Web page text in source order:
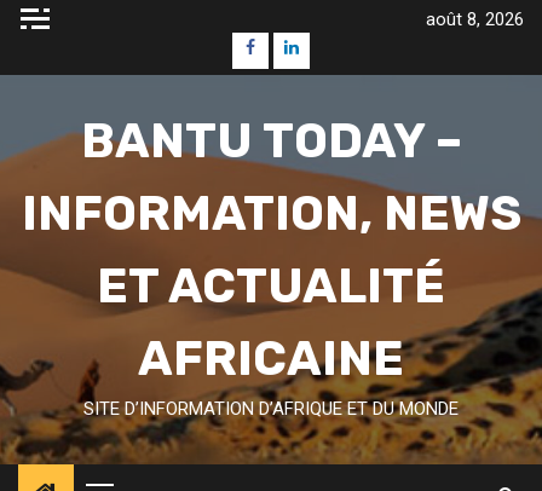
Skip
août 8, 2026
FacebookLinkedin
BANTU TODAY –
INFORMATION, NEWS
ET ACTUALITÉ
AFRICAINE
SITE D’INFORMATION D’AFRIQUE ET DU MONDE